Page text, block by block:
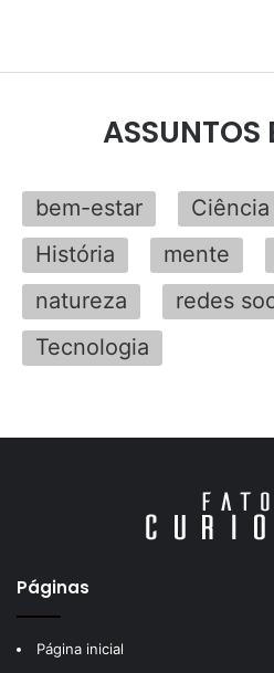
ASSUNTOS
bem-estar Ciência
História
mente
natureza
redes
Tecnologia
Páginas
Página inicial